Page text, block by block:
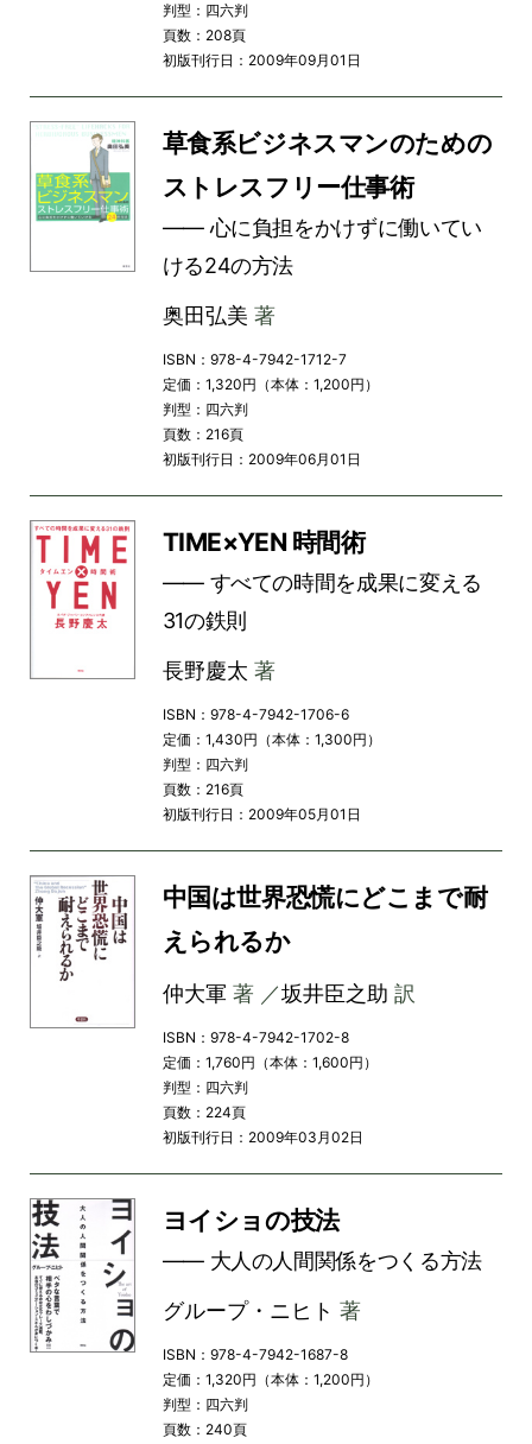
判型：四六判
頁数：208頁
初版刊行日：2009年09月01日
草食系ビジネスマンのための
ストレスフリー仕事術
―― 心に負担をかけずに働いてい
ける24の方法
奥田弘美 著
ISBN：978-4-7942-1712-7
定価：1,320円（本体：1,200円）
判型：四六判
頁数：216頁
初版刊行日：2009年06月01日
TIME×YEN 時間術
―― すべての時間を成果に変える
31の鉄則
長野慶太 著
ISBN：978-4-7942-1706-6
定価：1,430円（本体：1,300円）
判型：四六判
頁数：216頁
初版刊行日：2009年05月01日
中国は世界恐慌にどこまで耐
えられるか
仲大軍 著 ／坂井臣之助 訳
ISBN：978-4-7942-1702-8
定価：1,760円（本体：1,600円）
判型：四六判
頁数：224頁
初版刊行日：2009年03月02日
ヨイショの技法
―― 大人の人間関係をつくる方法
グループ・ニヒト 著
ISBN：978-4-7942-1687-8
定価：1,320円（本体：1,200円）
判型：四六判
頁数：240頁